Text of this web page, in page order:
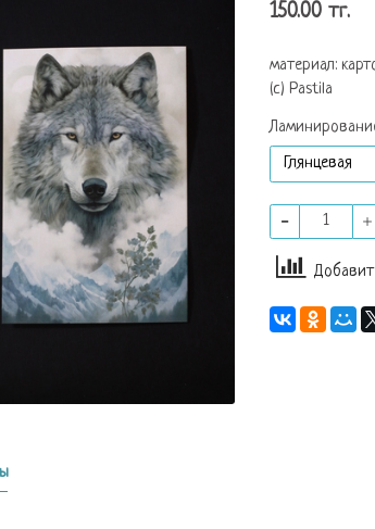
150.00 тг.
материал:
(с) Pastila